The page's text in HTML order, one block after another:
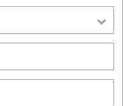
й
у